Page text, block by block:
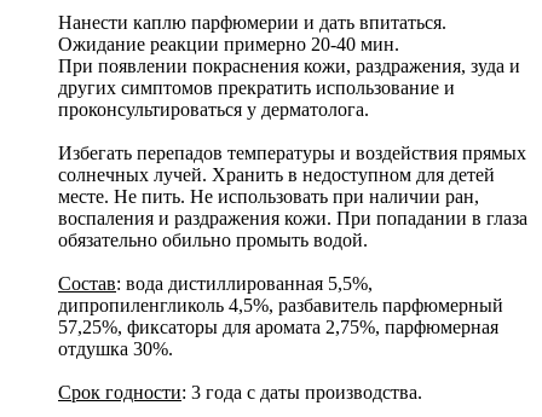
Нанести каплю парфюмерии и дать впитаться.
Ожидание реакции примерно 20-40 мин.
При появлении покраснения кожи, раздражения, зуда и
других симптомов прекратить использование и
проконсультироваться у дерматолога.
Избегать перепадов температуры и воздействия прямых
солнечных лучей. Хранить в недоступном для детей
месте. Не пить. Не использовать при наличии ран,
воспаления и раздражения кожи. При попадании в глаза
обязательно обильно промыть водой.
Состав: вода дистиллированная 5,5%,
дипропиленгликоль 4,5%, разбавитель парфюмерный
57,25%, фиксаторы для аромата 2,75%, парфюмерная
отдушка 30%.
Срок годности: 3 года с даты производства.